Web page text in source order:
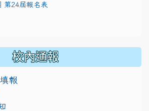
第24屆報名表
校內通報
報